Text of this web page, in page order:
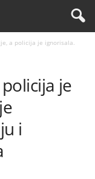
a policija je ignorisala.
je
i